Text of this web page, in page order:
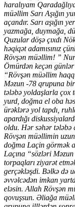
haralıyam
müəllim Sarı Aşığın
açandır. Sarı aşığın
yazmağa, duymağa,
Quzular döşə çıxdı
həqiqət adamısınız
Rövşən müəllim! ”
Ömürdən keçən
“Rövşən müəllim
Məzun -78 qrupuna
tələbə yoldaşlarla çox
yurd, doğma el oba
ürəklərə yol tapdı,
apardığı
oldu. Hər səhər tələbə
Rövşən müəllimin
doğma Laçin görmək
Laçına “sözləri
torpaqları ziyarət
gerçəkləşdi. Bəlkə də
əvvəlcədən imkan
eləsin. Allah Rövşən
qovuşsun. Əliağa